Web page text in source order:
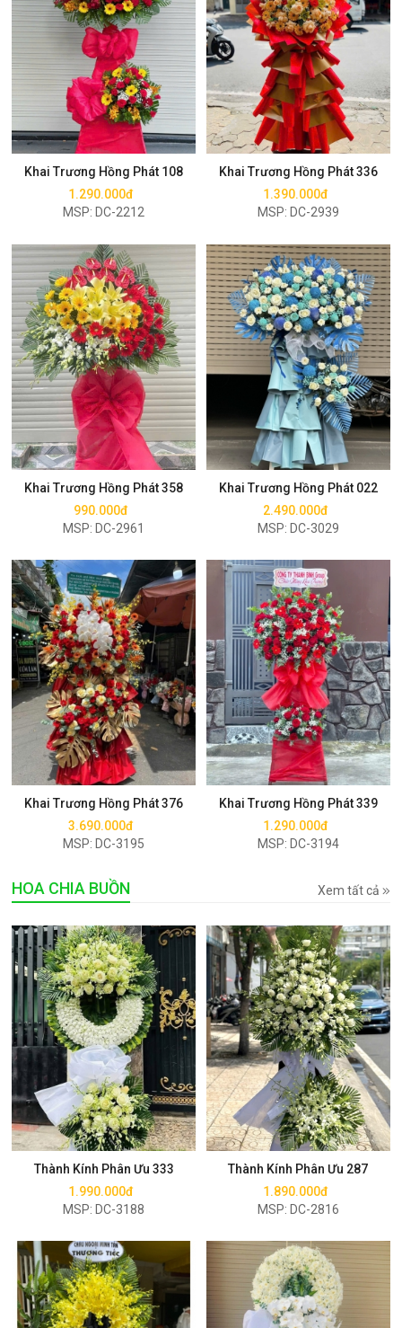
Khai Trương Hồng Phát 108
1.290.000đ
MSP: DC-2212
Mua ngay
Khai Trương Hồng Phát 336
1.390.000đ
MSP: DC-2939
Mua ngay
Khai Trương Hồng Phát 358
990.000đ
MSP: DC-2961
Mua ngay
Khai Trương Hồng Phát 022
2.490.000đ
MSP: DC-3029
Mua ngay
Khai Trương Hồng Phát 376
3.690.000đ
MSP: DC-3195
Mua ngay
Khai Trương Hồng Phát 339
1.290.000đ
MSP: DC-3194
Mua ngay
HOA CHIA BUỒN Xem tất cả
Thành Kính Phân Ưu 333
1.990.000đ
MSP: DC-3188
Mua ngay
Thành Kính Phân Ưu 287
1.890.000đ
MSP: DC-2816
Mua ngay